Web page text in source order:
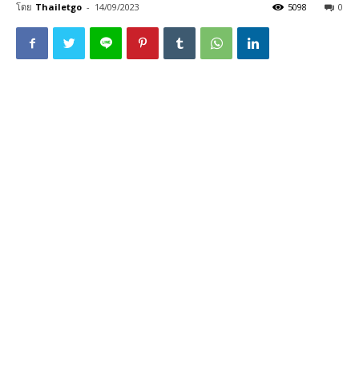
โดย Thailetgo - 14/09/2023 0
5098